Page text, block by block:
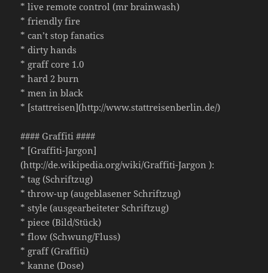
* live remote control (mr brainwash)
* friendly fire
* can’t stop fanatics
* dirty hands
* graff core 1.0
* hard 2 burn
* men in black
* [stattreisen](http://www.stattreisenberlin.de/)
#### Graffiti ####
* [Graffiti-Jargon]
(http://de.wikipedia.org/wiki/Graffiti-Jargon ):
* tag (Schriftzug)
* throw-up (augeblasener Schriftzug)
* style (ausgearbeiteter Schriftzug)
* piece (Bild/Stück)
* flow (Schwung/Fluss)
* graff (Graffiti)
* kanne (Dose)